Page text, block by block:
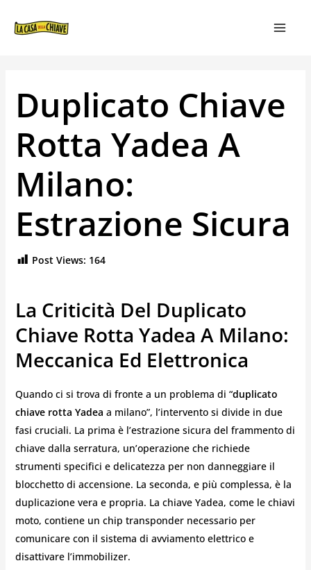
Duplicato Chiave
Rotta Yadea A
Milano:
Estrazione Sicura
Post Views: 164
La Criticità Del Duplicato
Chiave Rotta Yadea A Milano:
Meccanica Ed Elettronica
Quando ci si trova di fronte a un problema di “duplicato
chiave rotta Yadea a milano”, l’intervento si divide in due
fasi cruciali. La prima è l’estrazione sicura del frammento di
chiave dalla serratura, un’operazione che richiede
strumenti specifici e delicatezza per non danneggiare il
blocchetto di accensione. La seconda, e più complessa, è la
duplicazione vera e propria. La chiave Yadea, come le chiavi
moto, contiene un chip transponder necessario per
comunicare con il sistema di avviamento elettrico e
disattivare l’immobilizer.
ARTICOLI